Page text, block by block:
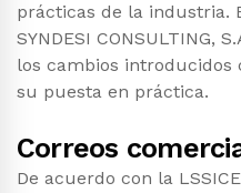
prácticas de la industria.
SYNDESI CONSULTING,
los cambios introducidos
su puesta en práctica.
Correos
De acuerdo con la